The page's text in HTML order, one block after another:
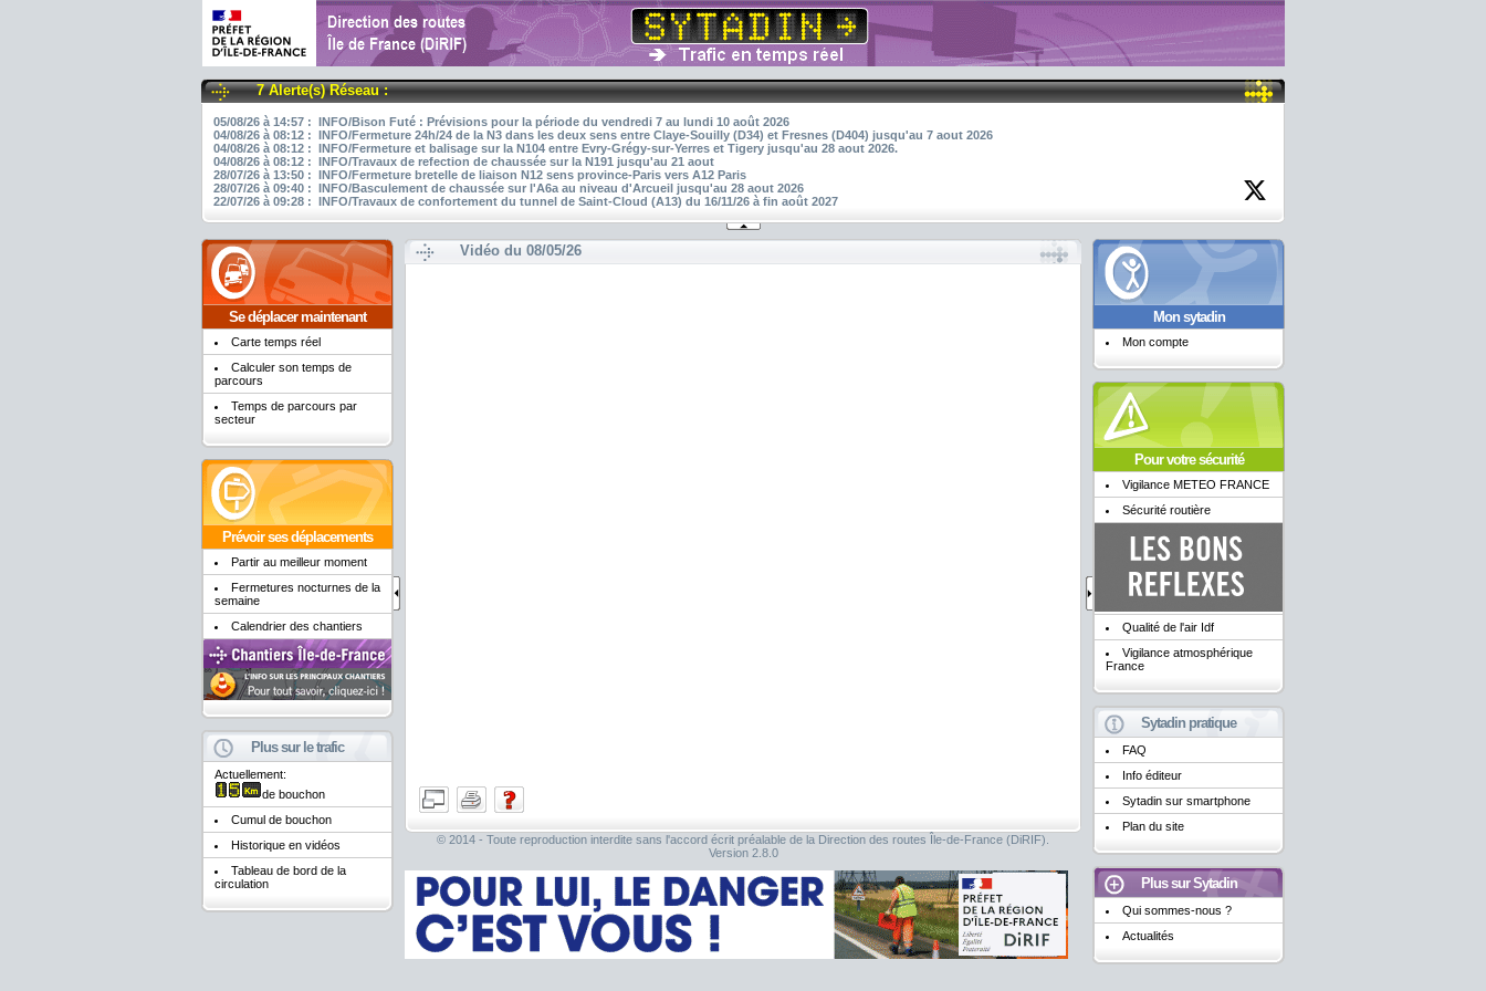
7 Alerte(s) Réseau :
05/08/26 à 14:57 : INFO/Bison Futé : Prévisions pour la période du vendredi 7 au lundi 10 août 2026
04/08/26 à 08:12 : INFO/Fermeture 24h/24 de la N3 dans les deux sens entre Claye-Souilly (D34) et Fresnes (D404) jusqu'au 7 aout 2026
04/08/26 à 08:12 : INFO/Fermeture et balisage sur la N104 entre Evry-Grégy-sur-Yerres et Tigery jusqu'au 28 aout 2026.
04/08/26 à 08:12 : INFO/Travaux de refection de chaussée sur la N191 jusqu'au 21 aout
28/07/26 à 13:50 : INFO/Fermeture bretelle de liaison N12 sens province-Paris vers A12 Paris
28/07/26 à 09:40 : INFO/Basculement de chaussée sur l'A6a au niveau d'Arcueil jusqu'au 28 aout 2026
22/07/26 à 09:28 : INFO/Travaux de confortement du tunnel de Saint-Cloud (A13) du 16/11/26 à fin août 2027
Se déplacer maintenant
Carte temps réel
Calculer son temps de
parcours
Temps de parcours par
secteur
Prévoir ses déplacements
Partir au meilleur moment
Fermetures nocturnes de la
semaine
Calendrier des chantiers
Plus sur le trafic
Actuellement:
de bouchon
Cumul de bouchon
Historique en vidéos
Tableau de bord de la
circulation
Mon sytadin
Mon compte
Pour votre sécurité
Vigilance METEO FRANCE
Sécurité routière
Qualité de l'air Idf
Vigilance atmosphérique
France
Sytadin pratique
FAQ
Info éditeur
Sytadin sur smartphone
Plan du site
Plus sur Sytadin
Qui sommes-nous ?
Actualités
Vidéo du 08/05/26
© 2014 - Toute reproduction interdite sans l'accord écrit préalable de la Direction des routes Île-de-France (DiRIF).
Version 2.8.0